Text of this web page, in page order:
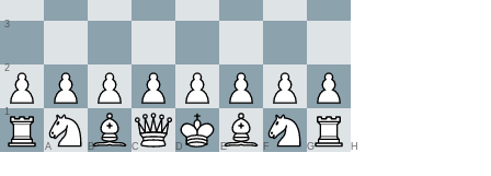
1
2
3
A B C D E F G H